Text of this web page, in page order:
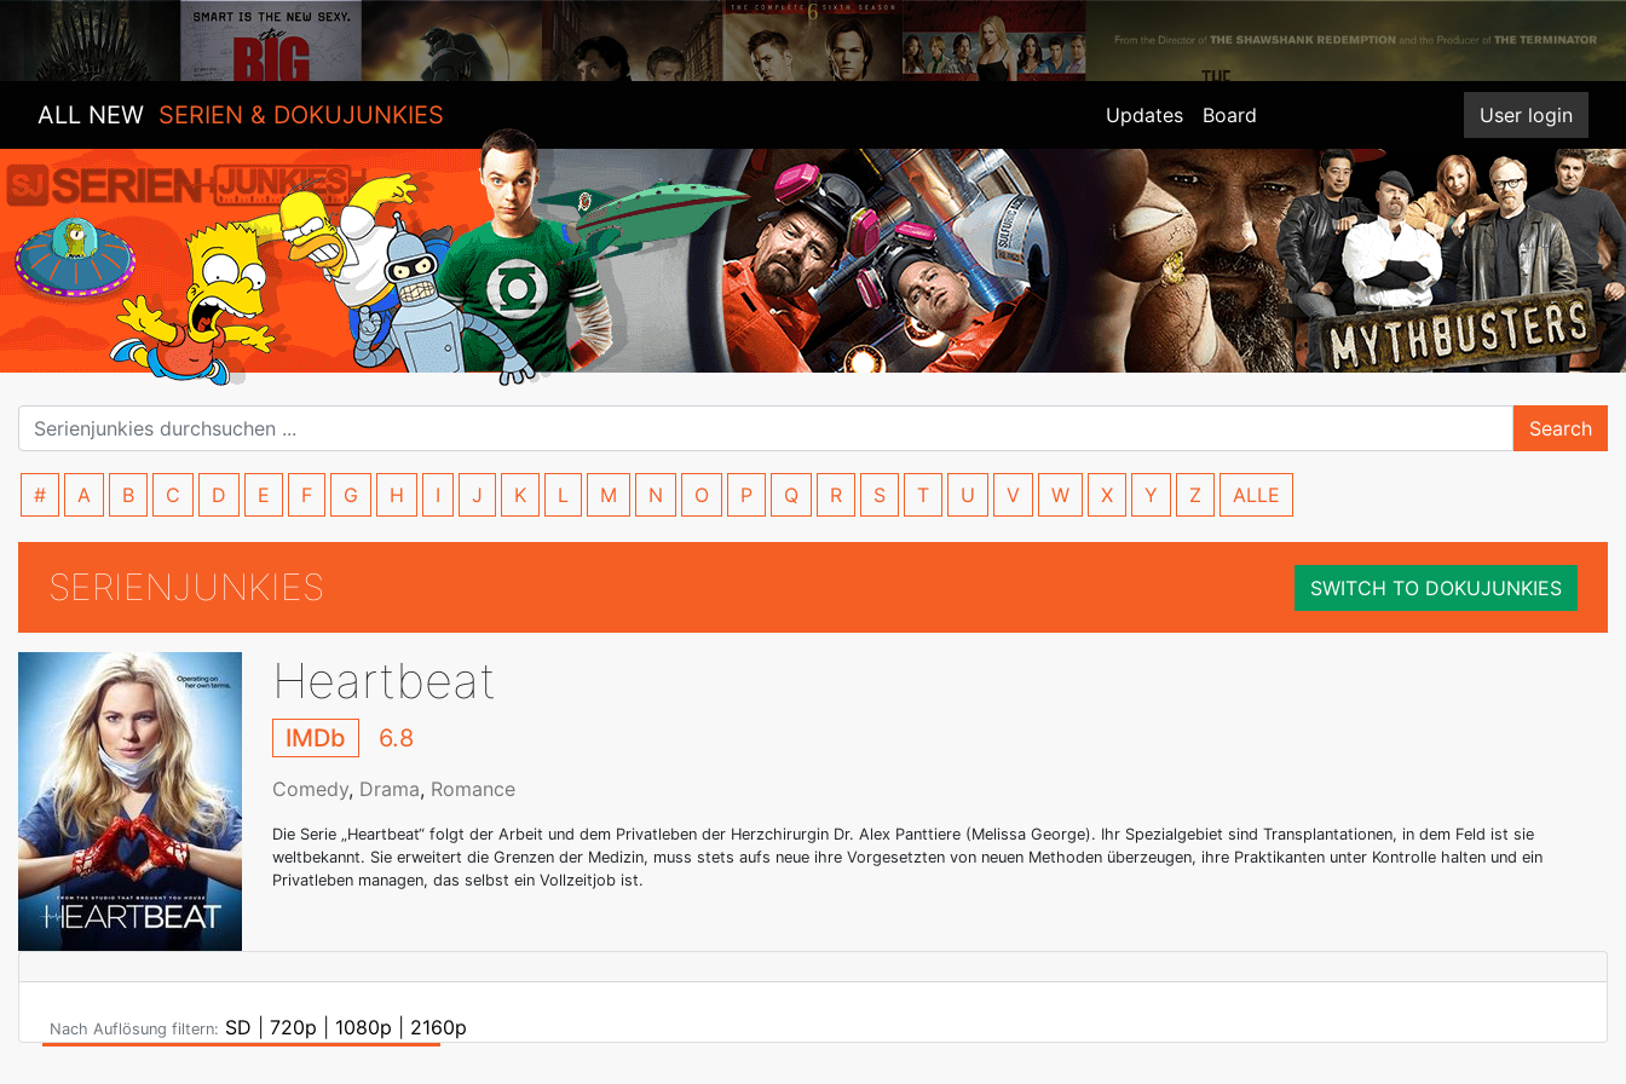
ALL NEW SERIEN & DOKUJUNKIES Updates Board User login
Search
# A B C D E F G H I J K L M N O P Q R S T U V W X Y Z ALLE
SERIENJUNKIES SWITCH TO DOKUJUNKIES
Heartbeat
IMDb 6.8
Comedy, Drama, Romance
Die Serie „Heartbeat“ folgt der Arbeit und dem Privatleben der Herzchirurgin Dr. Alex Panttiere (Melissa George). Ihr Spezialgebiet sind Transplantationen, in dem Feld ist sie
weltbekannt. Sie erweitert die Grenzen der Medizin, muss stets aufs neue ihre Vorgesetzten von neuen Methoden überzeugen, ihre Praktikanten unter Kontrolle halten und ein
Privatleben managen, das selbst ein Vollzeitjob ist.
Nach Auflösung filtern: SD 720p 1080p 2160p